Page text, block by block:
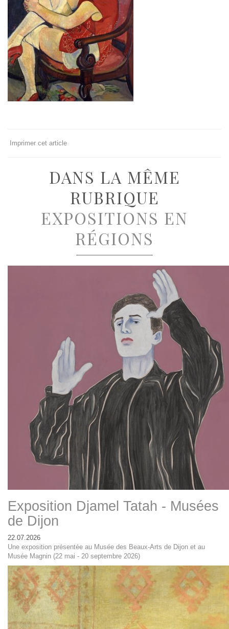
Imprimer cet article
DANS LA MÊME
RUBRIQUE
EXPOSITIONS EN
RÉGIONS
Exposition Djamel Tatah - Musées
de Dijon
22.07.2026
Une exposition présentée au Musée des Beaux-Arts de Dijon et au
Musée Magnin (22 mai - 20 septembre 2026)